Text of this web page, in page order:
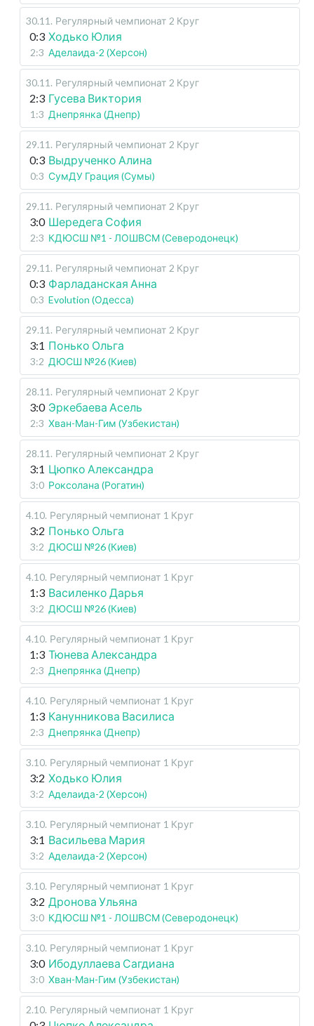
30.11 . Регулярный чемпионат 2 Круг
0:3 Ходько Юлия
2:3 Аделаида-2 (Херсон)
30.11 . Регулярный чемпионат 2 Круг
2:3 Гусева Виктория
1:3 Днепрянка (Днепр)
29.11 . Регулярный чемпионат 2 Круг
0:3 Выдрученко Алина
0:3 СумДУ Грация (Сумы)
29.11 . Регулярный чемпионат 2 Круг
3:0 Шередега София
2:3 КДЮСШ №1 - ЛОШВСМ (Северодонецк)
29.11 . Регулярный чемпионат 2 Круг
0:3 Фарладанская Анна
0:3 Evolution (Одесса)
29.11 . Регулярный чемпионат 2 Круг
3:1 Понько Ольга
3:2 ДЮСШ №26 (Киев)
28.11 . Регулярный чемпионат 2 Круг
3:0 Эркебаева Асель
2:3 Хван-Ман-Гим (Узбекистан)
28.11 . Регулярный чемпионат 2 Круг
3:1 Цюпко Александра
3:0 Роксолана (Рогатин)
4.10. Регулярный чемпионат 1 Круг
3:2 Понько Ольга
3:2 ДЮСШ №26 (Киев)
4.10. Регулярный чемпионат 1 Круг
1:3 Василенко Дарья
3:2 ДЮСШ №26 (Киев)
4.10. Регулярный чемпионат 1 Круг
1:3 Тюнева Александра
2:3 Днепрянка (Днепр)
4.10. Регулярный чемпионат 1 Круг
1:3 Канунникова Василиса
2:3 Днепрянка (Днепр)
3.10. Регулярный чемпионат 1 Круг
3:2 Ходько Юлия
3:2 Аделаида-2 (Херсон)
3.10. Регулярный чемпионат 1 Круг
3:1 Васильева Мария
3:2 Аделаида-2 (Херсон)
3.10. Регулярный чемпионат 1 Круг
3:2 Дронова Ульяна
3:0 КДЮСШ №1 - ЛОШВСМ (Северодонецк)
3.10. Регулярный чемпионат 1 Круг
3:0 Ибодуллаева Сагдиана
3:0 Хван-Ман-Гим (Узбекистан)
2.10. Регулярный чемпионат 1 Круг